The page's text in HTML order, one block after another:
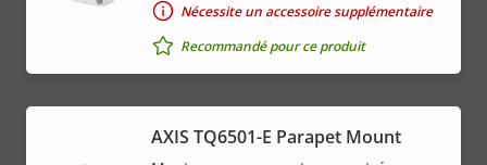
Nécessite un accessoire supplémentaire
Recommandé pour ce produit
AXIS TQ6501-E Parapet Mount